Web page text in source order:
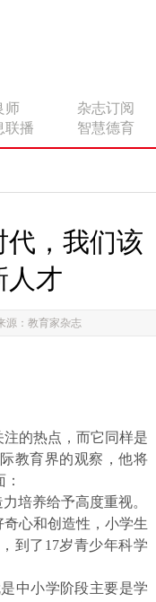
师
杂志订阅
联播 智慧德育
代，我们该
人才
源：教育家杂志
的热点，而它同样是
教育界的观察，他将
培养给予高度重视。
心和创造性，小学生
到了17岁青少年科学
中小学阶段主要是学